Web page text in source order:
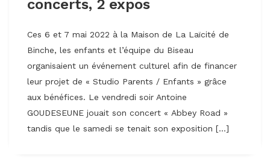
concerts, 2 expos
Ces 6 et 7 mai 2022 à la Maison de La Laïcité de
Binche, les enfants et l’équipe du Biseau
organisaient un événement culturel afin de financer
leur projet de « Studio Parents / Enfants » grâce
aux bénéfices. Le vendredi soir Antoine
GOUDESEUNE jouait son concert « Abbey Road »
tandis que le samedi se tenait son exposition […]